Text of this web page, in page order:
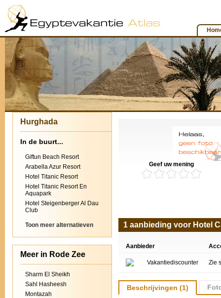
Hurghada
In de buurt...
Giftun Beach Resort
Arabella Azur Resort
Hotel Titanic Resort
Hotel Titanic Resort En
Aquapark
Hotel Steigenberger Al Dau
Club
Toon meer alternatieven
Meer in Rode Zee
Sharm El Sheikh
Sahl Hasheesh
Montazah
Geef uw mening
1 aanbieding voor Hotel
Aanbieder
Vakantiediscounter Zie
Beschrijvingen (1)